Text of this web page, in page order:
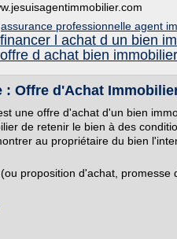
assurance professionnelle agent
financer l achat d un bien
offre d achat bien immobilier
: Offre d'Achat
une offre d'achat d'un bien
de retenir le bien à des
au propriétaire du bien
proposition d'achat,